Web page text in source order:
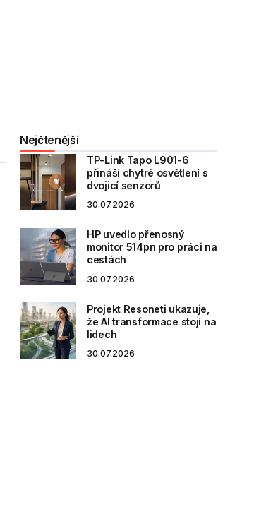
Nejčtenější
TP-Link Tapo L901-6
přináší chytré osvětlení s
dvojicí senzorů
30.07.2026
HP uvedlo přenosný
monitor 514pn pro práci na
cestách
30.07.2026
Projekt Resoneti ukazuje,
že AI transformace stojí na
lidech
30.07.2026